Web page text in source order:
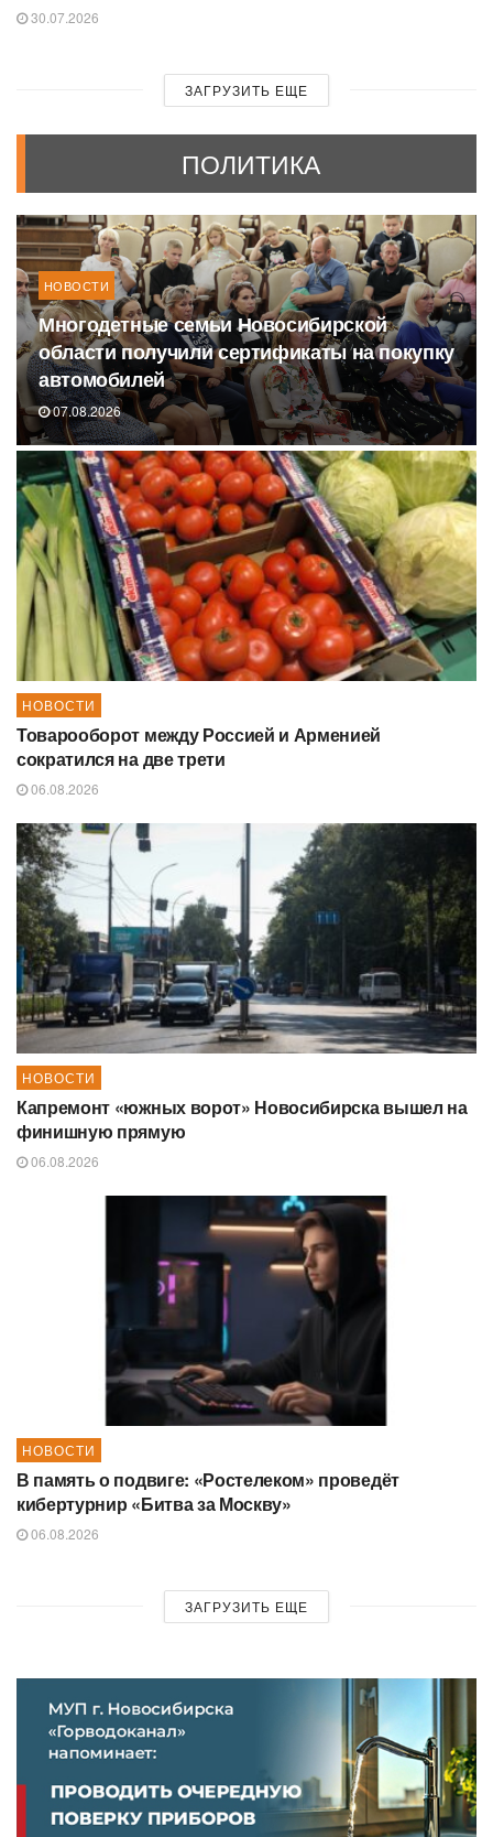
30.07.2026
ЗАГРУЗИТЬ ЕЩЕ
ПОЛИТИКА
НОВОСТИ
Многодетные семьи Новосибирской
области получили сертификаты на покупку
автомобилей
07.08.2026
НОВОСТИ
Товарооборот между Россией и Арменией
сократился на две трети
06.08.2026
НОВОСТИ
Капремонт «южных ворот» Новосибирска вышел на
финишную прямую
06.08.2026
НОВОСТИ
В память о подвиге: «Ростелеком» проведёт
кибертурнир «Битва за Москву»
06.08.2026
ЗАГРУЗИТЬ ЕЩЕ